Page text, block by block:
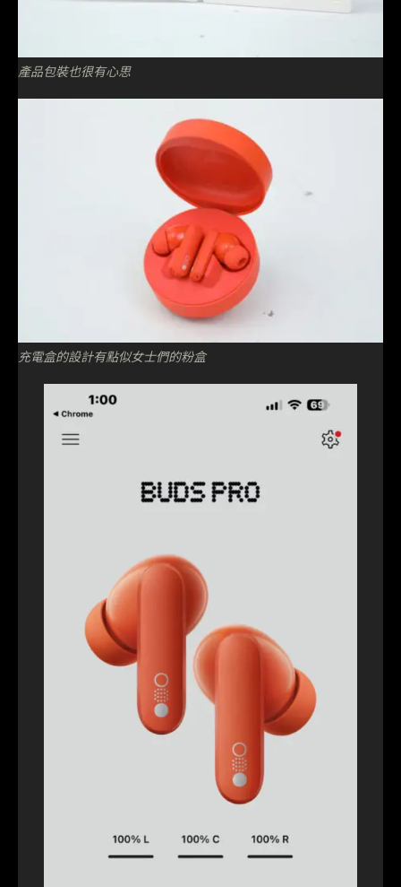
產品包裝也很有心思
充電盒的設計有點似女士們的粉盒